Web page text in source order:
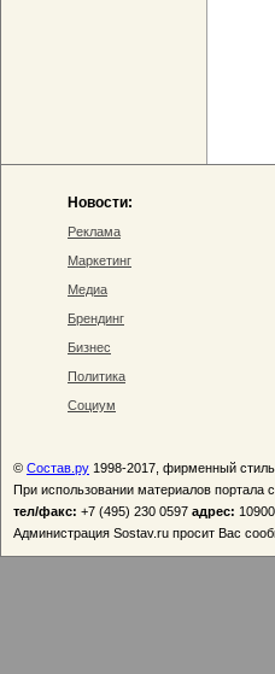
Новости:
Реклама
Маркетинг
Медиа
Брендинг
Бизнес
Политика
Социум
© Состав.ру 1998-2017, фирменный стиль
При использовании материалов портала
тел/факс: +7 (495) 230 0597 адрес:
Администрация Sostav.ru просит Вас